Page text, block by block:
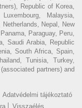
Republic of Korea,
Malaysia,
Nepal, New
Paraguay, Peru,
Saudi Arabia, Republic
South Africa, Spain,
Tunisia, Turkey,
partners) and
Adatvédelmi tájékoztató
Visszaélés